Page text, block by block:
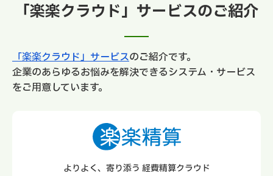
「楽楽クラウド」サービスのご紹介
「楽楽クラウド」サービスのご紹介です。
企業のあらゆるお悩みを解決できるシステム・サービス
をご用意しています。
よりよく、寄り添う 経費精算クラウド